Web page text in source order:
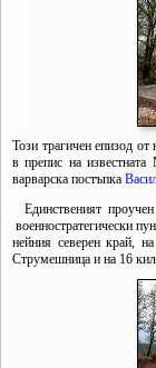
Този трагичен епизод
в препис на
варварска постъпка
Единственият
военностратегически
нейния северен край,
Струмешница и на 16